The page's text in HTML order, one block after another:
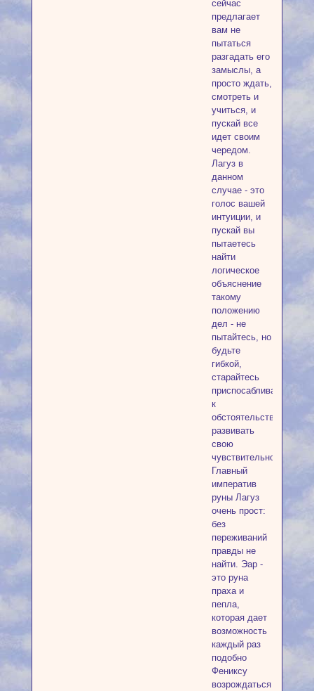
сейчас
предлагает
вам не
пытаться
разгадать его
замыслы, а
просто ждать,
смотреть и
учиться, и
пускай все
идет своим
чередом.
Лагуз в
данном
случае - это
голос вашей
интуиции, и
пускай вы
пытаетесь
найти
логическое
объяснение
такому
положению
дел - не
пытайтесь, но
будьте
гибкой,
старайтесь
приспосабливаться
к
обстоятельствам,
развивать
свою
чувствительность.
Главный
императив
руны Лагуз
очень прост:
без
переживаний
правды не
найти. Эар -
это руна
праха и
пепла,
которая дает
возможность
каждый раз
подобно
Фениксу
возрождаться